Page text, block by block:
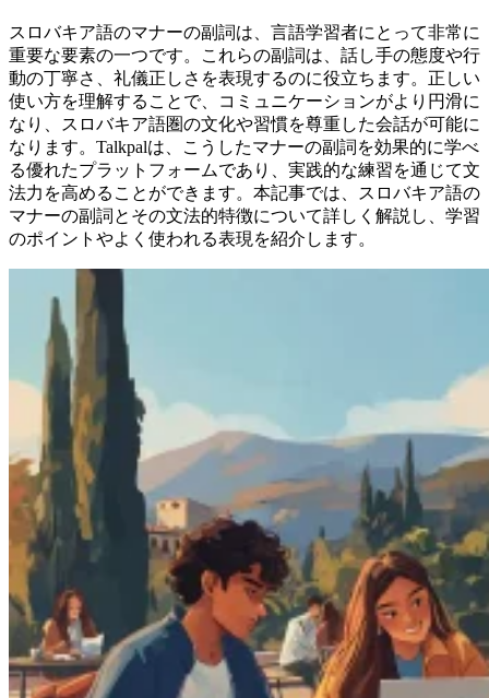
スロバキア語のマナーの副詞は、言語学習者にとって非常に
重要な要素の一つです。これらの副詞は、話し手の態度や行
動の丁寧さ、礼儀正しさを表現するのに役立ちます。正しい
使い方を理解することで、コミュニケーションがより円滑に
なり、スロバキア語圏の文化や習慣を尊重した会話が可能に
なります。Talkpalは、こうしたマナーの副詞を効果的に学べ
る優れたプラットフォームであり、実践的な練習を通じて文
法力を高めることができます。本記事では、スロバキア語の
マナーの副詞とその文法的特徴について詳しく解説し、学習
のポイントやよく使われる表現を紹介します。